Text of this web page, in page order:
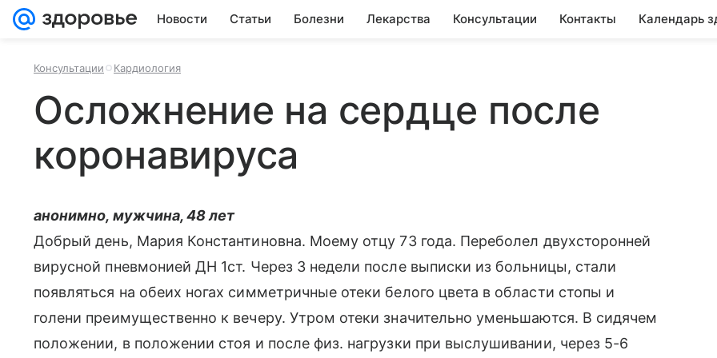
Новости Статьи Болезни Лекарства Консультации Контакты Календарь
Консультации Кардиология
Осложнение на сердце после
коронавируса
анонимно, мужчина, 48 лет
Добрый день, Мария Константиновна. Моему отцу 73 года. Переболел двухсторонней
вирусной пневмонией ДН 1ст. Через 3 недели после выписки из больницы, стали
появляться на обеих ногах симметричные отеки белого цвета в области стопы и
голени преимущественно к вечеру. Утром отеки значительно уменьшаются. В сидячем
положении, в положении стоя и после физ. нагрузки при выслушивании, через 5-6